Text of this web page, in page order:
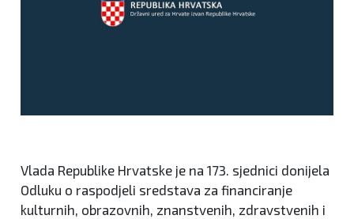
Vlada Republike Hrvatske je na 173. sjednici donijela
Odluku o raspodjeli sredstava za financiranje
kulturnih, obrazovnih, znanstvenih, zdravstvenih i